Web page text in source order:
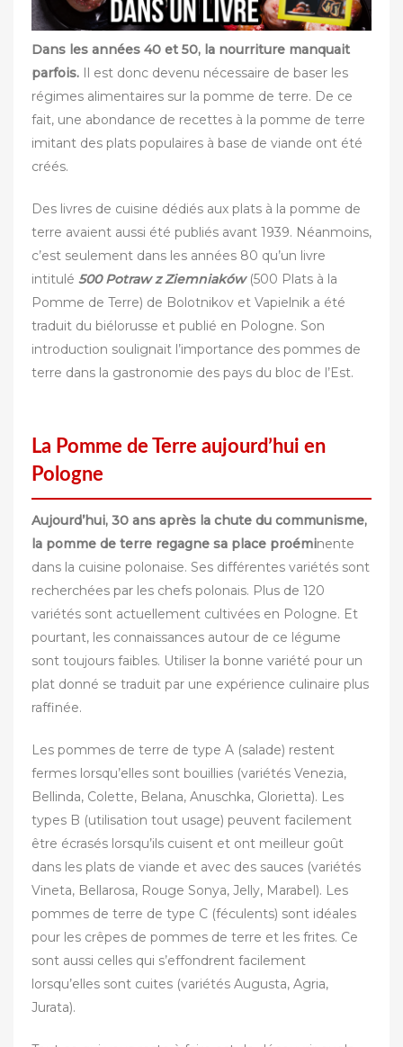
Dans les années 40 et 50, la nourriture manquait
parfois.
Il est donc devenu nécessaire de baser les
régimes alimentaires sur la pomme de terre. De ce
fait, une abondance de recettes à la pomme de terre
imitant des plats populaires à base de viande ont été
créés.
Des livres de cuisine dédiés aux plats à la pomme de
terre avaient aussi été publiés avant 1939. Néanmoins,
c’est seulement dans les années 80 qu’un livre
intitulé 500 Potraw z Ziemniaków(500 Plats à la
Pomme de Terre) de Bolotnikov et Vapielnik a été
traduit du biélorusse et publié en Pologne. Son
introduction soulignait l’importance des pommes de
terre dans la gastronomie des pays du bloc de l’Est.
La Pomme de Terre aujourd’hui en
Pologne
Aujourd’hui, 30 ans après la chute du communisme,
la pomme de terre regagne sa place proéminente
dans la cuisine polonaise. Ses différentes variétés sont
recherchées par les chefs polonais. Plus de 120
variétés sont actuellement cultivées en Pologne. Et
pourtant, les connaissances autour de ce légume
sont toujours faibles. Utiliser la bonne variété pour un
plat donné se traduit par une expérience culinaire plus
raffinée.
‎Les pommes de terre de type A (salade) restent
fermes lorsqu’elles sont bouillies (variétés Venezia,
Bellinda, Colette, Belana, Anuschka, Glorietta). Les
types B (utilisation tout usage) peuvent facilement
être écrasés lorsqu’ils cuisent et ont meilleur goût
dans les plats de viande et avec des sauces (variétés
Vineta, Bellarosa, Rouge Sonya, Jelly, Marabel). Les
pommes de terre de type C (féculents) sont idéales
pour les crêpes de pommes de terre et les frites. Ce
sont aussi celles qui s’effondrent facilement
lorsqu’elles sont cuites (variétés Augusta, Agria,
Jurata).‎